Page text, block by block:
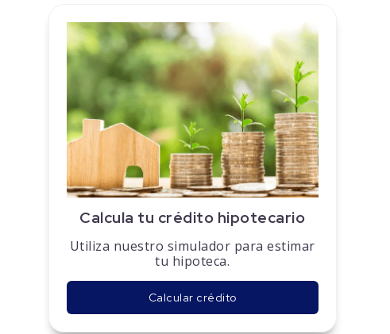
Calcula tu crédito hipotecario
Utiliza nuestro simulador para estimar
tu hipoteca.
Calcular crédito